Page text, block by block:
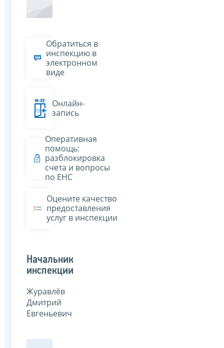
Обратиться в
инспекцию в
электронном
виде
Онлайн-
запись
Оперативная
помощь:
разблокировка
счета и вопросы
по ЕНС
Оцените качество
предоставления
услуг в инспекции
Начальник
инспекции
Журавлёв
Дмитрий
Евгеньевич